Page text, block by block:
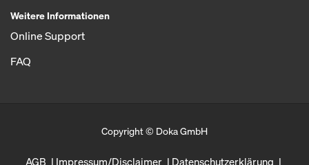
Weitere Informationen
Online Support
FAQ
Copyright © Doka GmbH
AGB Impressum/Disclaimer Datenschutzerklärung